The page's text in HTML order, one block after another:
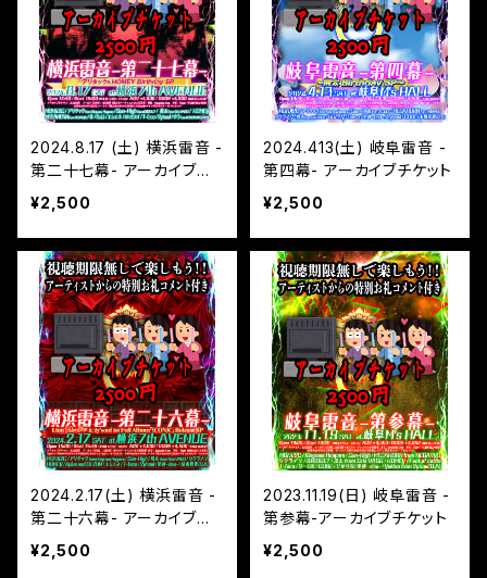
2024.8.17 (土) 横浜雷音 -
第二十七幕- アーカイブチ
ケット
¥2,500
2024.413(土) 岐阜雷音 -
第四幕- アーカイブチケット
¥2,500
2024.2.17(土) 横浜雷音 -
第二十六幕- アーカイブチ
ケット
¥2,500
2023.11.19(日) 岐阜雷音 -
第参幕-アーカイブチケット
¥2,500